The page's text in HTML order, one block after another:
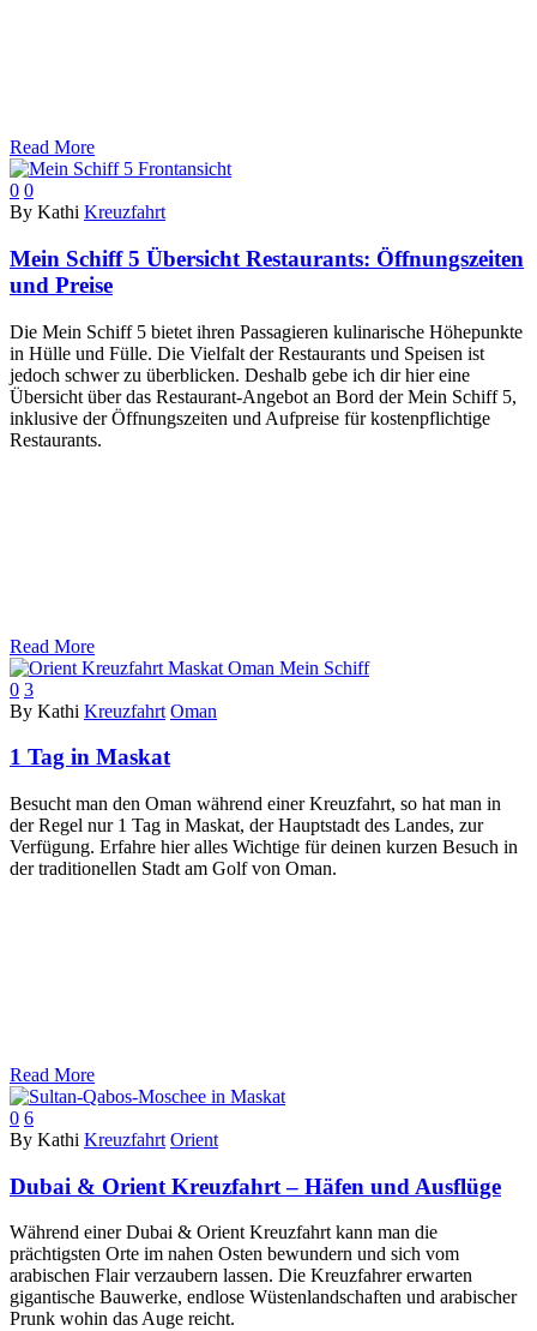
Read More
0 0
By Kathi Kreuzfahrt
Mein Schiff 5 Übersicht Restaurants: Öffnungszeiten
und Preise
Die Mein Schiff 5 bietet ihren Passagieren kulinarische Höhepunkte
in Hülle und Fülle. Die Vielfalt der Restaurants und Speisen ist
jedoch schwer zu überblicken. Deshalb gebe ich dir hier eine
Übersicht über das Restaurant-Angebot an Bord der Mein Schiff 5,
inklusive der Öffnungszeiten und Aufpreise für kostenpflichtige
Restaurants.
Read More
0 3
By Kathi Kreuzfahrt Oman
1 Tag in Maskat
Besucht man den Oman während einer Kreuzfahrt, so hat man in
der Regel nur 1 Tag in Maskat, der Hauptstadt des Landes, zur
Verfügung. Erfahre hier alles Wichtige für deinen kurzen Besuch in
der traditionellen Stadt am Golf von Oman.
Read More
0 6
By Kathi Kreuzfahrt Orient
Dubai & Orient Kreuzfahrt – Häfen und Ausflüge
Während einer Dubai & Orient Kreuzfahrt kann man die
prächtigsten Orte im nahen Osten bewundern und sich vom
arabischen Flair verzaubern lassen. Die Kreuzfahrer erwarten
gigantische Bauwerke, endlose Wüstenlandschaften und arabischer
Prunk wohin das Auge reicht.